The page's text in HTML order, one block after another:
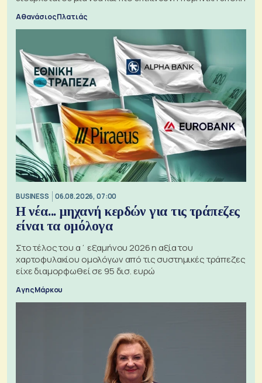
Αθανάσιος Πλατιάς
BUSINESS 06.08.2026, 07:00
Η νέα... μηχανή κερδών για τις τράπεζες
είναι τα ομόλογα
Στο τέλος του α΄ εξαμήνου 2026 η αξία του
χαρτοφυλακίου ομολόγων από τις συστημικές τράπεζες
είχε διαμορφωθεί σε 95 δισ. ευρώ
Αγης Μάρκου